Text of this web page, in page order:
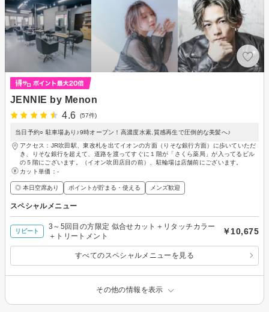
JENNIE by Menon
4.6
(57件)
当日予約○ 駐車場あり♪9時オープン！高濃度水素,質感再生で圧倒的な美髪へ♪
アクセス：JR吹田駅、東改札を出てイオンの方面（りそな銀行方面）に歩いていただ
き、りそな銀行を超えて、道路を渡ってすぐに１階が「さくら薬局」が入ってるビル
の５階にございます。（イオン吹田店目の前）、駐輪場は店舗前にございます。
カット単価： -
◎ 本日空席あり ポイントが貯まる・使える メンズ歓迎
スペシャルメニュー
リピート
3～5回目の方限定 似合せカット＋リタッチカラー
＋トリートメント
￥10,675
すべてのスペシャルメニューを見る
その他の情報を表示